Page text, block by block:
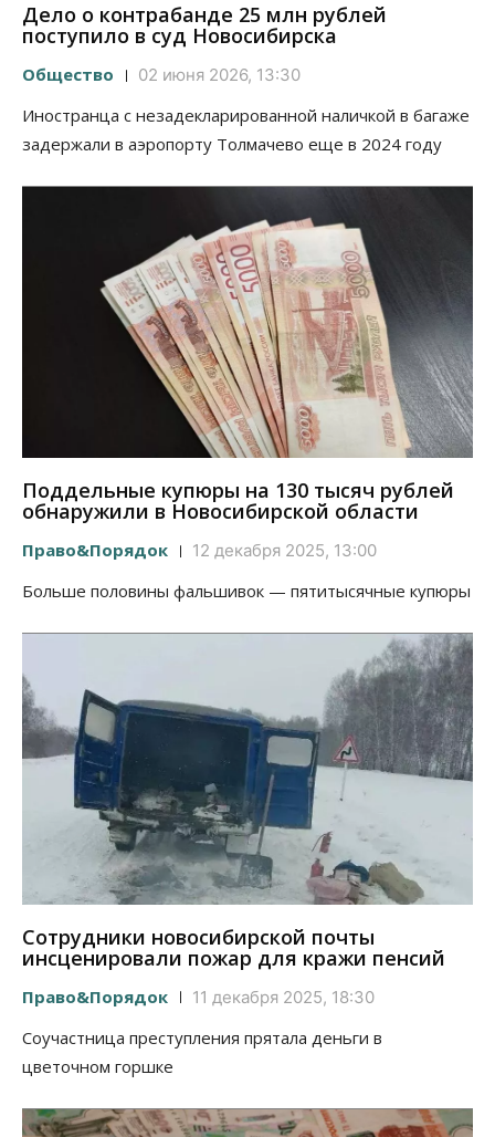
Дело о контрабанде 25 млн рублей
поступило в суд Новосибирска
Общество 02 июня 2026, 13:30
Иностранца с незадекларированной наличкой в багаже
задержали в аэропорту Толмачево еще в 2024 году
Поддельные купюры на 130 тысяч рублей
обнаружили в Новосибирской области
Право&Порядок 12 декабря 2025, 13:00
Больше половины фальшивок — пятитысячные купюры
Сотрудники новосибирской почты
инсценировали пожар для кражи пенсий
Право&Порядок 11 декабря 2025, 18:30
Соучастница преступления прятала деньги в
цветочном горшке